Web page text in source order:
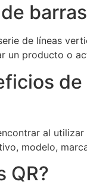
de líneas
un producto o
al
modelo,
QR?